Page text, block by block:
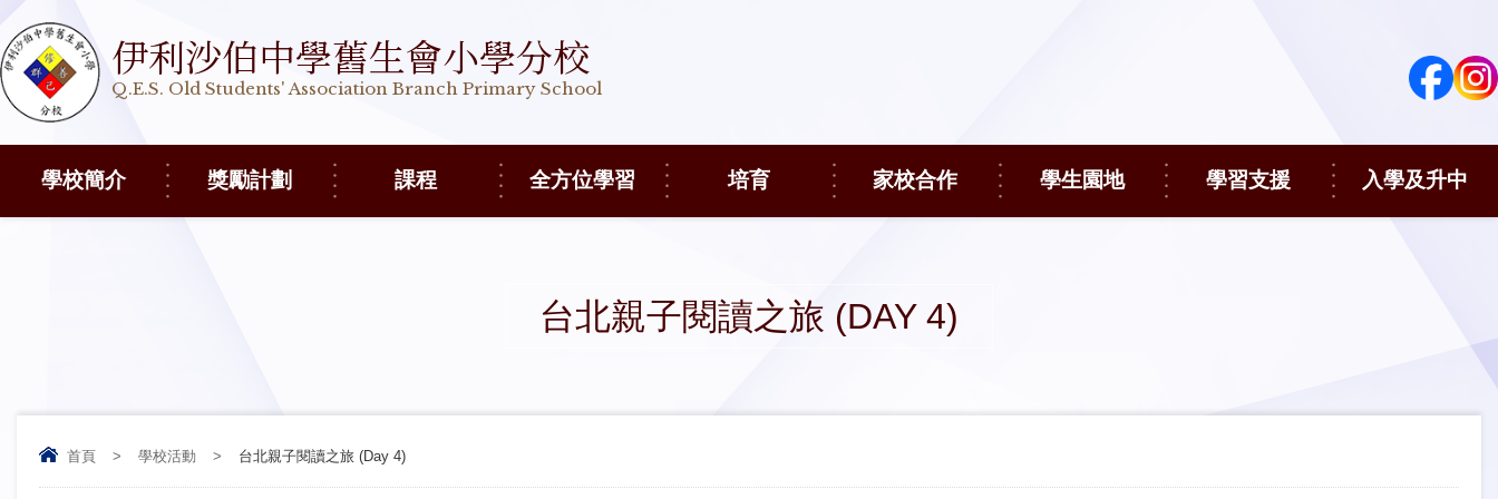
伊利沙伯中學舊生會小學分校
Q.E.S. Old Students' Association Branch Primary School
學校簡介 獎勵計劃 課程 全方位學習 培育 家校合作 學生園地 學習支援 入學及升中
台北親子閱讀之旅 (DAY 4)
首頁 > 學校活動 > 台北親子閱讀之旅 (Day 4)